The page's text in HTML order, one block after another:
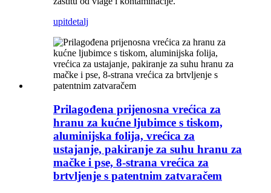
upitdetalj
Prilagođena prijenosna vrećica za
hranu za kućne ljubimce s tiskom,
aluminijska folija, vrećica za
ustajanje, pakiranje za suhu hranu za
mačke i pse, 8-strana vrećica za
brtvljenje s patentnim zatvaračem